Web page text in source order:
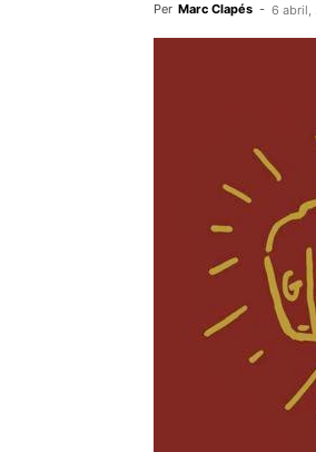
Per Marc Clapés - 6 abril,